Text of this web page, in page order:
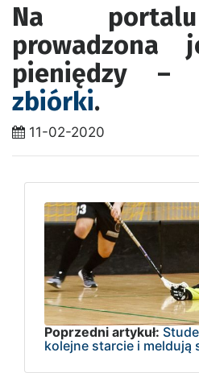
Na
prowadzona
pieniędzy –
zbiórki.
11-02-2020
Poprzedni artykuł:
kolejne starcie i meldują